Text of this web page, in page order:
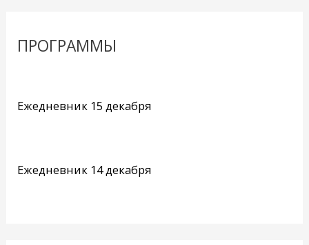
ПРОГРАММЫ
Ежедневник 15 декабря
Ежедневник 14 декабря